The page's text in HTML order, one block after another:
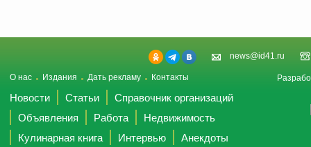
news@id41.ru
О нас Издания Дать рекламу Контакты
Новости Статьи
Справочник организаций
Объявления
Работа
Недвижимость
Кулинарная книга
Интервью
Анекдоты